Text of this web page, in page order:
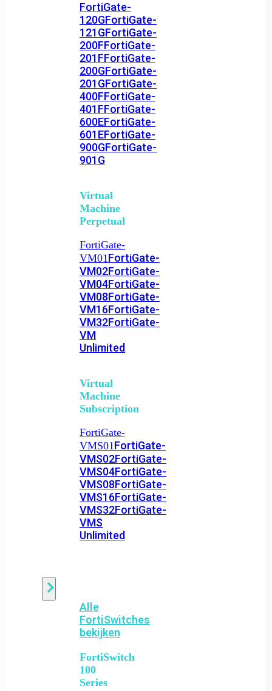
FortiGate-
120GFortiGate-
121GFortiGate-
200FFortiGate-
201FFortiGate-
200GFortiGate-
201GFortiGate-
400FFortiGate-
401FFortiGate-
600EFortiGate-
601EFortiGate-
900GFortiGate-
901G
Virtual
Machine
Perpetual
FortiGate-
VM01FortiGate-
VM02FortiGate-
VM04FortiGate-
VM08FortiGate-
VM16FortiGate-
VM32FortiGate-
VM
Unlimited
Virtual
Machine
Subscription
FortiGate-
VMS01FortiGate-
VMS02FortiGate-
VMS04FortiGate-
VMS08FortiGate-
VMS16FortiGate-
VMS32FortiGate-
VMS
Unlimited
Alle
FortiSwitches
bekijken
FortiSwitch
100
Series